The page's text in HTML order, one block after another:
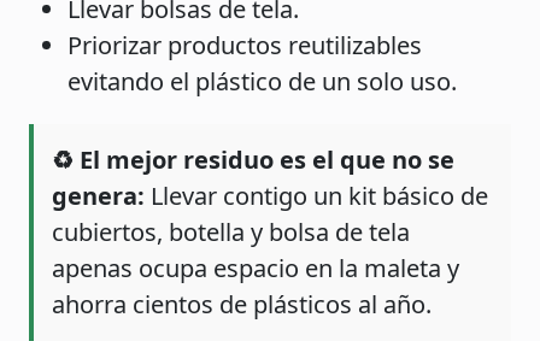
Llevar bolsas de tela.
Priorizar productos reutilizables
evitando el plástico de un solo uso.
♻️ El mejor residuo es el que no se
genera: Llevar contigo un kit básico de
cubiertos, botella y bolsa de tela
apenas ocupa espacio en la maleta y
ahorra cientos de plásticos al año.